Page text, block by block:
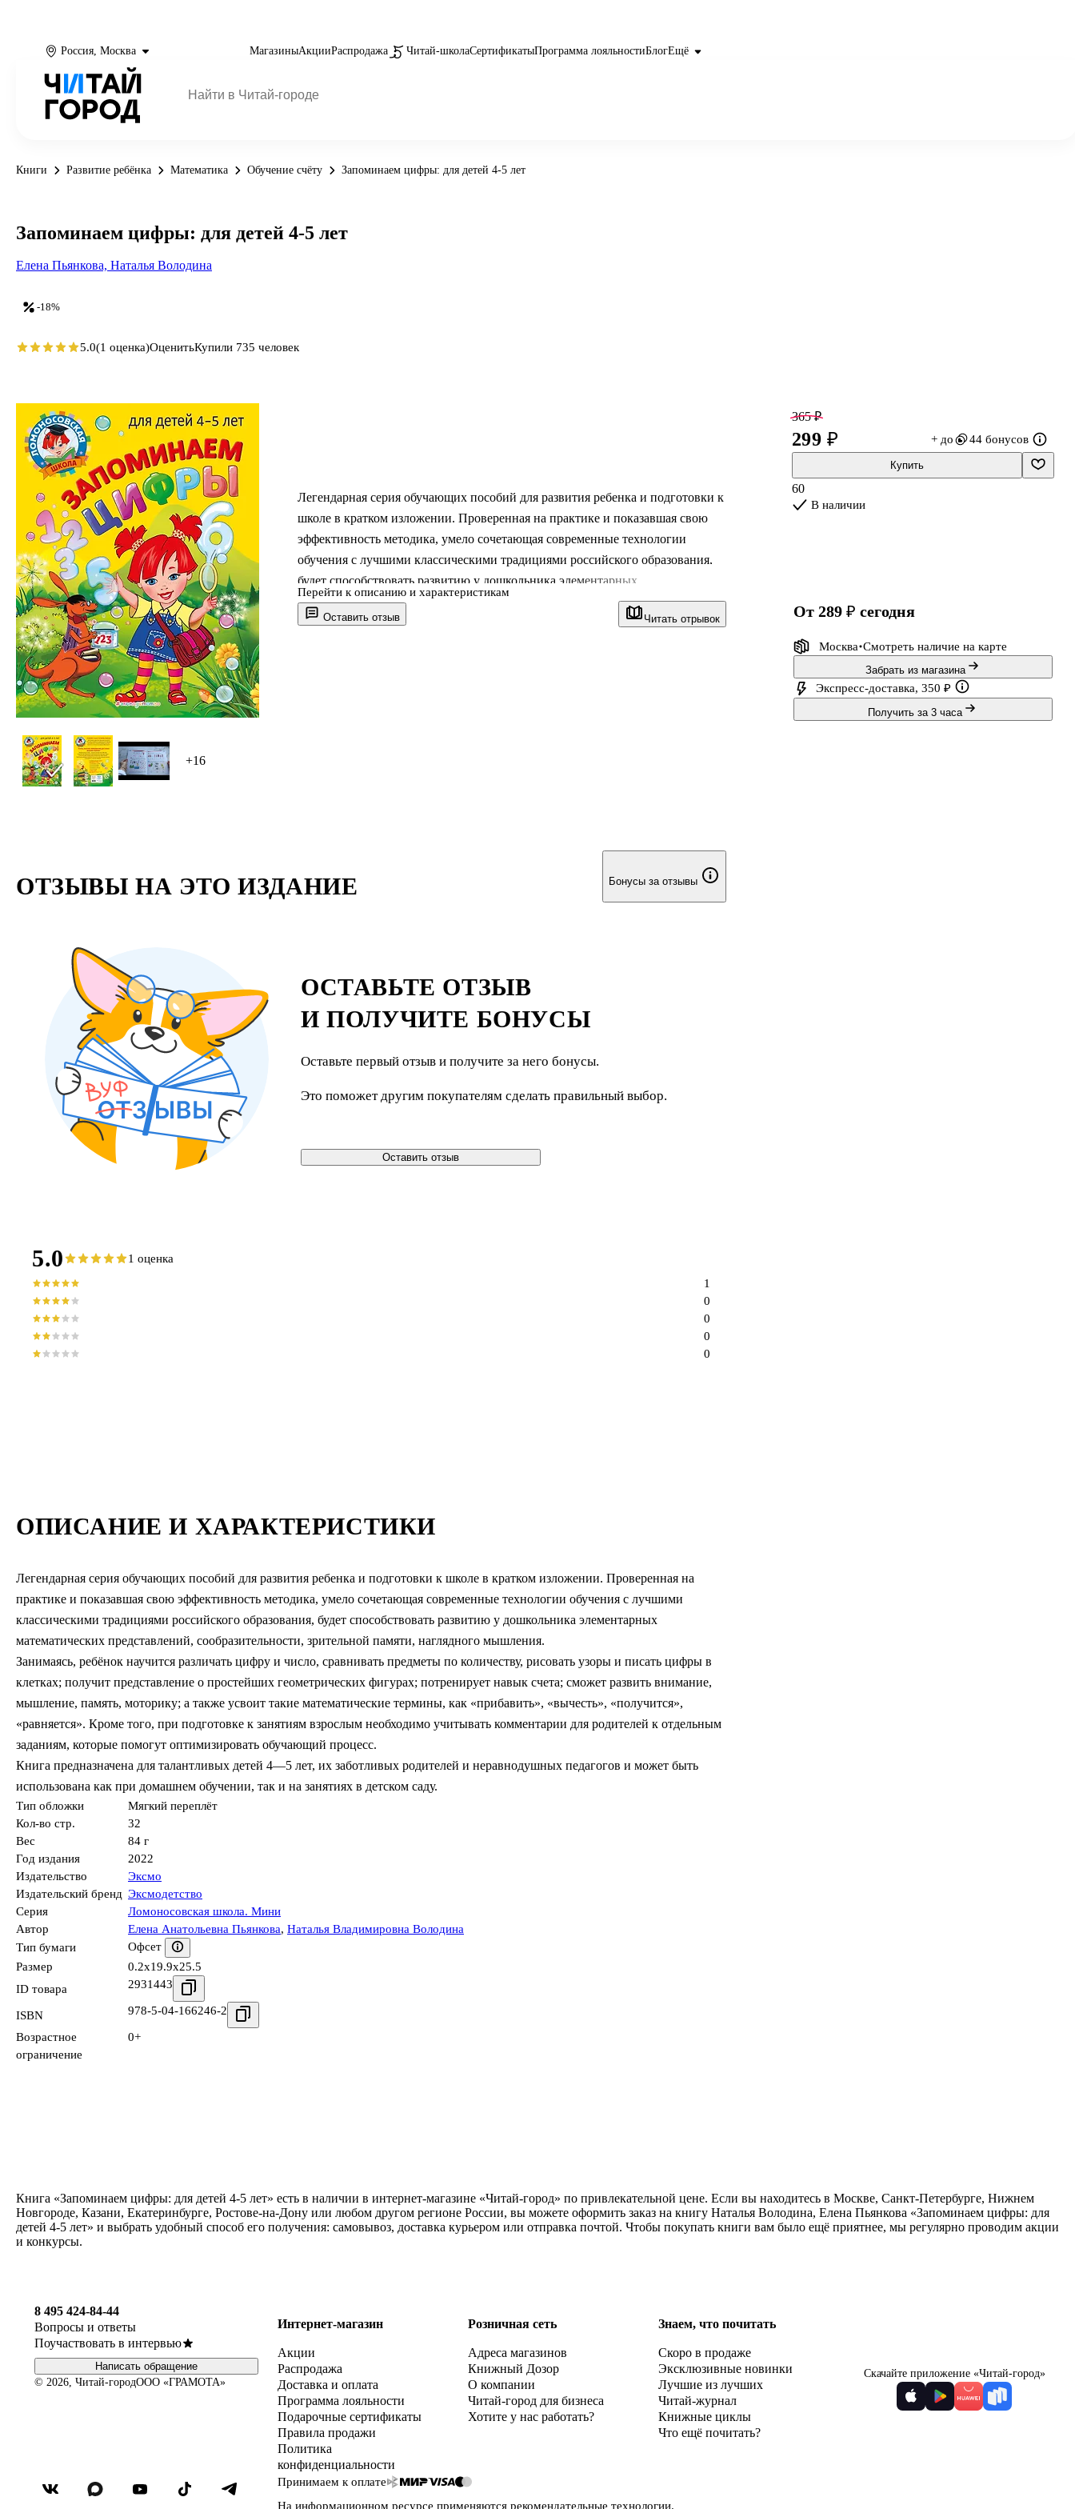
Россия, Москва МагазиныАкцииРаспродажа Читай-школаСертификатыПрограмма лояльностиБлогЕщё
Книги Развитие ребёнка Математика Обучение счёту Запоминаем цифры: для детей 4-5 лет
+16
Оставить отзыв Читать отрывок
Легендарная серия обучающих пособий для развития ребенка и подготовки к
школе в кратком изложении. Проверенная на практике и показавшая свою
эффективность методика, умело сочетающая современные технологии
обучения с лучшими классическими традициями российского образования,
будет способствовать развитию у дошкольника элементарных
математических представлений, сообразительности, зрительной памяти,
наглядного мышления.
Перейти к описанию и характеристикам
-18%
Запоминаем цифры: для детей 4-5 лет
Елена Пьянкова, Наталья Володина
5.0(1 оценка)ОценитьКупили 735 человек
365 ₽
299 ₽ + до 44 бонусов
Купить
60
В наличии
от 289 ₽ сегодня
Москва Смотреть наличие на карте
Забрать из магазина
Экспресс-доставка, 350 ₽
Получить за 3 часа
ОПИСАНИЕ И ХАРАКТЕРИСТИКИ
Легендарная серия обучающих пособий для развития ребенка и подготовки к школе в кратком изложении. Проверенная на
практике и показавшая свою эффективность методика, умело сочетающая современные технологии обучения с лучшими
классическими традициями российского образования, будет способствовать развитию у дошкольника элементарных
математических представлений, сообразительности, зрительной памяти, наглядного мышления.
Занимаясь, ребёнок научится различать цифру и число, сравнивать предметы по количеству, рисовать узоры и писать цифры в
клетках; получит представление о простейших геометрических фигурах; потренирует навык счета; сможет развить внимание,
мышление, память, моторику; а также усвоит такие математические термины, как «прибавить», «вычесть», «получится»,
«равняется». Кроме того, при подготовке к занятиям взрослым необходимо учитывать комментарии для родителей к отдельным
заданиям, которые помогут оптимизировать обучающий процесс.
Книга предназначена для талантливых детей 4—5 лет, их заботливых родителей и неравнодушных педагогов и может быть
использована как при домашнем обучении, так и на занятиях в детском саду.
Тип обложки
Мягкий переплёт
Кол-во стр.
32
Вес
84 г
Год издания
2022
Издательство
Эксмо
Издательский бренд Эксмодетство
Серия
Ломоносовская школа. Мини
Автор
Елена Анатольевна Пьянкова, Наталья Владимировна Володина
Тип бумаги
Офсет
Размер
0.2x19.9x25.5
ID товара
2931443
ISBN 978-5-04-166246-2
Возрастное
ограничение
0+
ОТЗЫВЫ НА ЭТО ИЗДАНИЕ Бонусы за отзывы
ОСТАВЬТЕ ОТЗЫВ
И ПОЛУЧИТЕ БОНУСЫ
Оставьте первый отзыв и получите за него бонусы.
Это поможет другим покупателям сделать правильный выбор.
Оставить отзыв
5.0 1 оценка
0
0
0
0
1
Книга «Запоминаем цифры: для детей 4-5 лет» есть в наличии в интернет-магазине «Читай-город» по привлекательной цене. Если вы находитесь в Москве, Санкт-Петербурге, Нижнем
Новгороде, Казани, Екатеринбурге, Ростове-на-Дону или любом другом регионе России, вы можете оформить заказ на книгу Наталья Володина, Елена Пьянкова «Запоминаем цифры: для
детей 4-5 лет» и выбрать удобный способ его получения: самовывоз, доставка курьером или отправка почтой. Чтобы покупать книги вам было ещё приятнее, мы регулярно проводим акции
и конкурсы.
8 495 424-84-44
Вопросы и ответы
Поучаствовать в интервью
Написать обращение
© 2026, Читай-городООО «ГРАМОТА»
Интернет-магазин
Акции
Распродажа
Доставка и оплата
Программа лояльности
Подарочные сертификаты
Правила продажи
Политика
конфиденциальности
Розничная сеть
Адреса магазинов
Книжный Дозор
О компании
Читай-город для бизнеса
Хотите у нас работать?
Знаем, что почитать
Скоро в продаже
Эксклюзивные новинки
Лучшие из лучших
Читай-журнал
Книжные циклы
Что ещё почитать?
Принимаем к оплате
На информационном ресурсе применяются рекомендательные технологии.
Скачайте приложение «Читай-город»